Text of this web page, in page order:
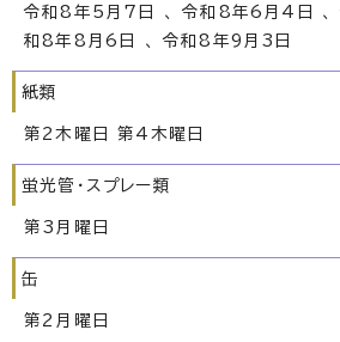
令和8年5月7日 、 令和8年6月4日 、
和8年8月6日 、 令和8年9月3日
紙類
第2木曜日 第4木曜日
蛍光管・スプレー類
第3月曜日
缶
第2月曜日